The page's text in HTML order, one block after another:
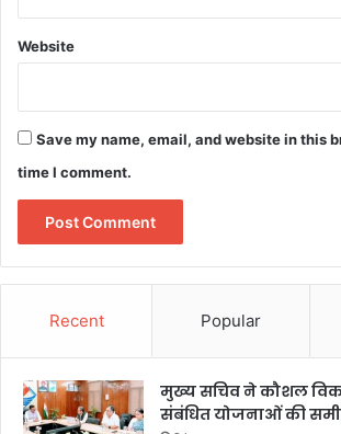
Website
Save my name, email, and website in this
time I comment.
Recent Popular
मुख्य सचिव ने कौशल
संबंधित योजनाओं की